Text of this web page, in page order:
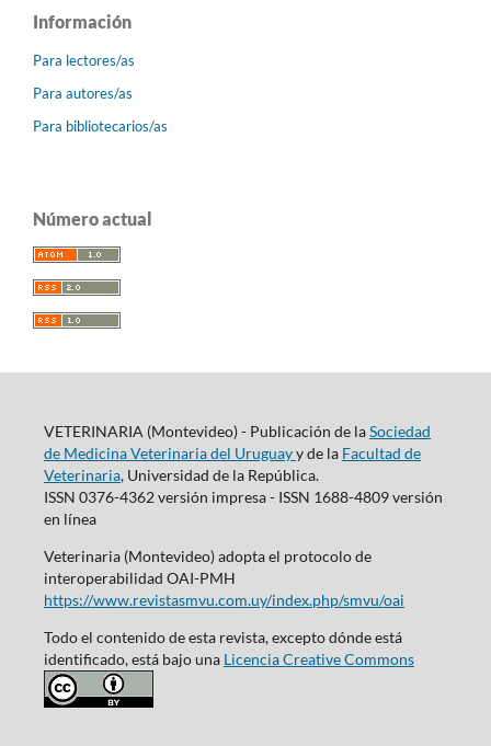
Información
Para lectores/as
Para autores/as
Para bibliotecarios/as
Número actual
VETERINARIA (Montevideo) - Publicación de laSociedad
de Medicina Veterinaria del Uruguayy de la Facultad de
Veterinaria, Universidad de la República.
ISSN 0376-4362 versión impresa - ISSN 1688-4809 versión
en línea
Veterinaria (Montevideo) adopta el protocolo de
interoperabilidad OAI-PMH
https://www.revistasmvu.com.uy/index.php/smvu/oai
Todo el contenido de esta revista, excepto dónde está
identificado, está bajo una Licencia Creative Commons